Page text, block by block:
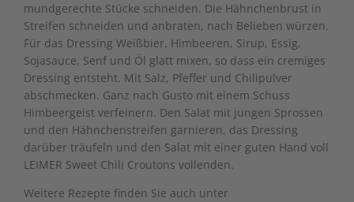
mundgerechte Stücke schneiden. Die Hähnchenbrust in
Streifen schneiden und anbraten, nach Belieben würzen.
Für das Dressing Weißbier, Himbeeren, Sirup, Essig,
Sojasauce, Senf und Öl glatt mixen, so dass ein cremiges
Dressing entsteht. Mit Salz, Pfeffer und Chilipulver
abschmecken. Ganz nach Gusto mit einem Schuss
Himbeergeist verfeinern. Den Salat mit jungen Sprossen
und den Hähnchenstreifen garnieren, das Dressing
darüber träufeln und den Salat mit einer guten Hand voll
LEIMER Sweet Chili Croutons vollenden.
Weitere Rezepte finden Sie auch unter